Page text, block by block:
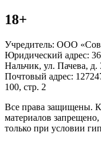
18+
Учредитель: ООО
Юридический адрес:
Нальчик, ул. Пачева, д.
Почтовый адрес:
100, стр. 2
Все права защищены.
материалов
только при условии